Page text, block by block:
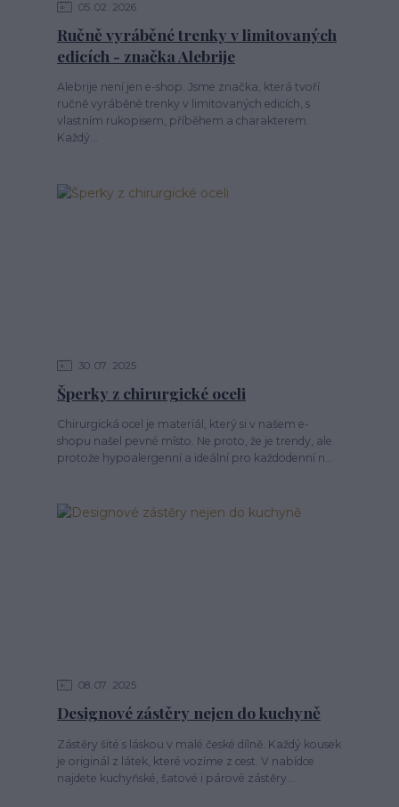
05 02 2026
Ručně vyráběné trenky v limitovaných
edicích - značka Alebrije
Alebrije není jen e-shop. Jsme značka, která tvoří
ručně vyráběné trenky v limitovaných edicích, s
vlastním rukopisem, příběhem a charakterem.
Každý...
30 07 2025
Šperky z chirurgické oceli
Chirurgická ocel je materiál, který si v našem e-
shopu našel pevné místo. Ne proto, že je trendy, ale
protože hypoalergenní a ideální pro každodenní n...
08 07 2025
Designové zástěry nejen do kuchyně
Zástěry šité s láskou v malé české dílně. Každý kousek
je originál z látek, které vozíme z cest. V nabídce
najdete kuchyňské, šatové i párové zástěry...